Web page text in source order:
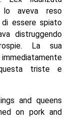
aveva reso
essere spiato
distruggendo
La sua
triste e
and queens
on pork and